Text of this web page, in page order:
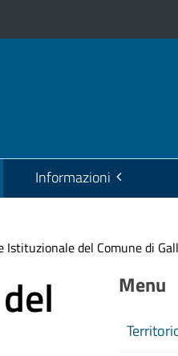
Informazioni
Istituzionale del Comune di
Menu